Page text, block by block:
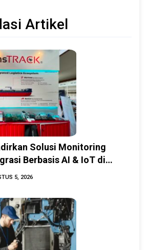
Artikel
Solusi Monitoring
Berbasis AI & IoT di
& Offshore Expo (IMOX)
5, 2026